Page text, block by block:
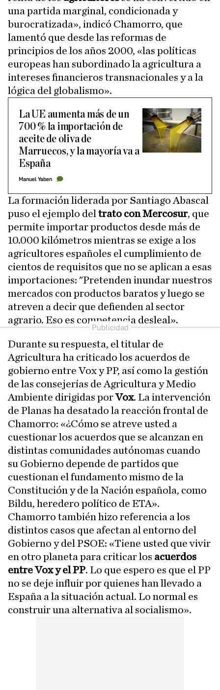
una partida marginal, condicionada y
burocratizada», indicó Chamorro, que
lamentó que desde las reformas de
principios de los años 2000, «las políticas
europeas han subordinado la agricultura a
intereses financieros transnacionales y a la
lógica del globalismo».
La UE aumenta más de un
700 % la importación de
aceite de oliva de
Marruecos, y la mayoría va a
España
Manuel Yaben
La formación liderada por Santiago Abascal
puso el ejemplo del trato con Mercosur, que
permite importar productos desde más de
10.000 kilómetros mientras se exige a los
agricultores españoles el cumplimiento de
cientos de requisitos que no se aplican a esas
importaciones: "Pretenden inundar nuestros
mercados con productos baratos y luego se
atreven a decir que defienden al sector
agrario. Eso es competencia desleal».
Durante su respuesta, el titular de
Agricultura ha criticado los acuerdos de
gobierno entre Vox y PP, así como la gestión
de las consejerías de Agricultura y Medio
Ambiente dirigidas porVox. La intervención
de Planas ha desatado la reacción frontal de
Chamorro: «¿Cómo se atreve usted a
cuestionar los acuerdos que se alcanzan en
distintas comunidades autónomas cuando
su Gobierno depende de partidos que
cuestionan el fundamento mismo de la
Constitución y de la Nación española, como
Bildu, heredero político de ETA».
Chamorro también hizo referencia a los
distintos casos que afectan al entorno del
Gobierno y del PSOE: «Tiene usted que vivir
en otro planeta para criticar los acuerdos
entre Vox y el PP. Lo que espero es que el PP
no se deje influir por quienes han llevado a
España a la situación actual. Lo normal es
construir una alternativa al socialismo».